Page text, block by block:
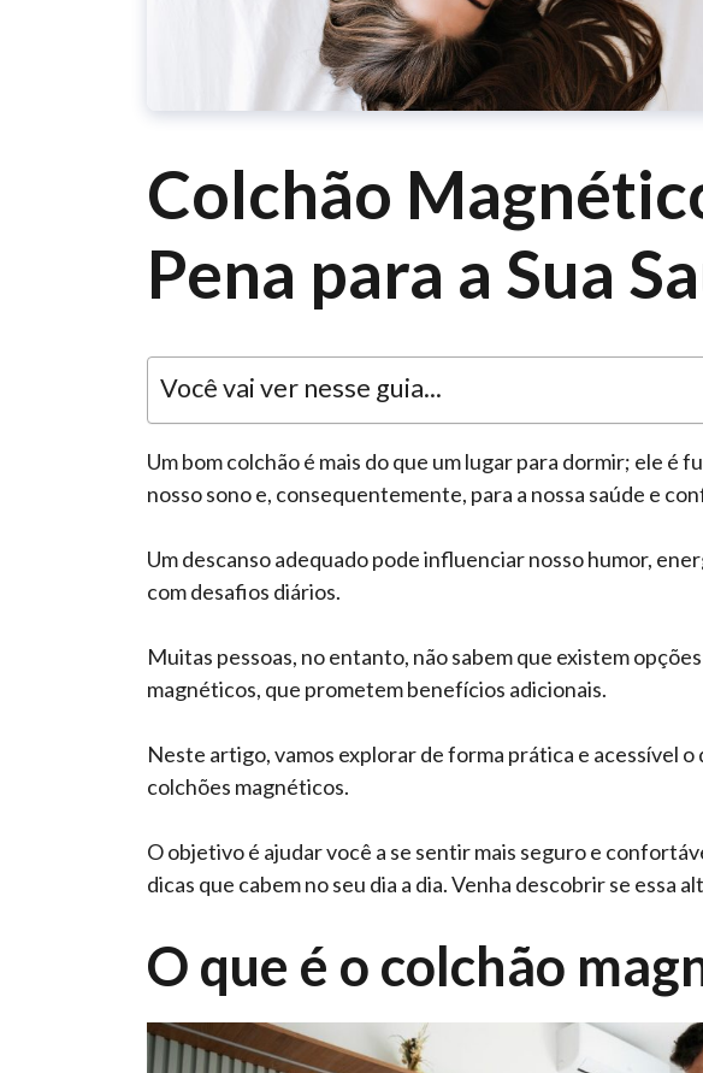
Colchão
Pena para a Sua
Você vai ver nesse guia...
Um bom colchão é mais do que um lugar para dormir; ele é
nosso sono e, consequentemente, para a nossa saúde e
Um descanso adequado pode influenciar nosso humor,
com desafios diários.
Muitas pessoas, no entanto, não sabem que existem
magnéticos, que prometem benefícios adicionais.
Neste artigo, vamos explorar de forma prática e acessível
colchões magnéticos.
O objetivo é ajudar você a se sentir mais seguro e
dicas que cabem no seu dia a dia. Venha descobrir se essa
O que é o colchão